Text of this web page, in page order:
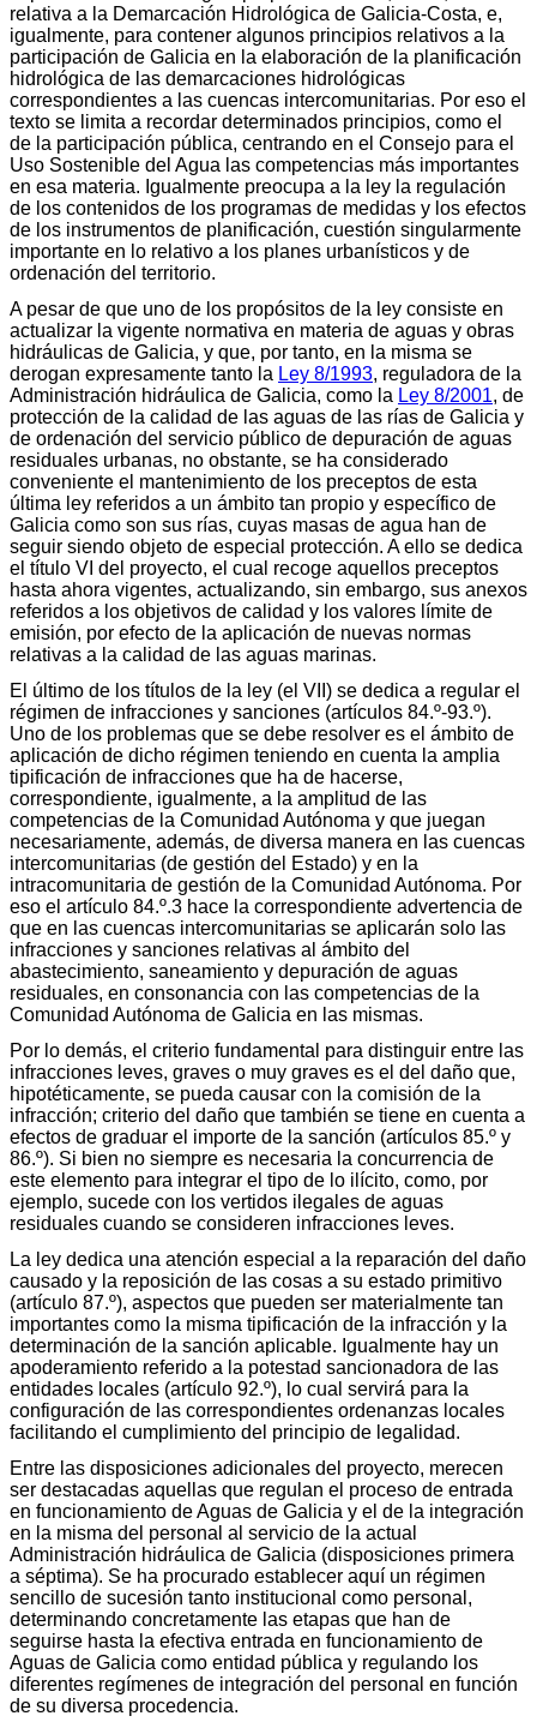
relativa a la Demarcación Hidrológica de Galicia-Costa, e,
igualmente, para contener algunos principios relativos a la
participación de Galicia en la elaboración de la planificación
hidrológica de las demarcaciones hidrológicas
correspondientes a las cuencas intercomunitarias. Por eso el
texto se limita a recordar determinados principios, como el
de la participación pública, centrando en el Consejo para el
Uso Sostenible del Agua las competencias más importantes
en esa materia. Igualmente preocupa a la ley la regulación
de los contenidos de los programas de medidas y los efectos
de los instrumentos de planificación, cuestión singularmente
importante en lo relativo a los planes urbanísticos y de
ordenación del territorio.
A pesar de que uno de los propósitos de la ley consiste en
actualizar la vigente normativa en materia de aguas y obras
hidráulicas de Galicia, y que, por tanto, en la misma se
derogan expresamente tanto la Ley 8/1993, reguladora de la
Administración hidráulica de Galicia, como la Ley 8/2001, de
protección de la calidad de las aguas de las rías de Galicia y
de ordenación del servicio público de depuración de aguas
residuales urbanas, no obstante, se ha considerado
conveniente el mantenimiento de los preceptos de esta
última ley referidos a un ámbito tan propio y específico de
Galicia como son sus rías, cuyas masas de agua han de
seguir siendo objeto de especial protección. A ello se dedica
el título VI del proyecto, el cual recoge aquellos preceptos
hasta ahora vigentes, actualizando, sin embargo, sus anexos
referidos a los objetivos de calidad y los valores límite de
emisión, por efecto de la aplicación de nuevas normas
relativas a la calidad de las aguas marinas.
El último de los títulos de la ley (el VII) se dedica a regular el
régimen de infracciones y sanciones (artículos 84.º-93.º).
Uno de los problemas que se debe resolver es el ámbito de
aplicación de dicho régimen teniendo en cuenta la amplia
tipificación de infracciones que ha de hacerse,
correspondiente, igualmente, a la amplitud de las
competencias de la Comunidad Autónoma y que juegan
necesariamente, además, de diversa manera en las cuencas
intercomunitarias (de gestión del Estado) y en la
intracomunitaria de gestión de la Comunidad Autónoma. Por
eso el artículo 84.º.3 hace la correspondiente advertencia de
que en las cuencas intercomunitarias se aplicarán solo las
infracciones y sanciones relativas al ámbito del
abastecimiento, saneamiento y depuración de aguas
residuales, en consonancia con las competencias de la
Comunidad Autónoma de Galicia en las mismas.
Por lo demás, el criterio fundamental para distinguir entre las
infracciones leves, graves o muy graves es el del daño que,
hipotéticamente, se pueda causar con la comisión de la
infracción; criterio del daño que también se tiene en cuenta a
efectos de graduar el importe de la sanción (artículos 85.º y
86.º). Si bien no siempre es necesaria la concurrencia de
este elemento para integrar el tipo de lo ilícito, como, por
ejemplo, sucede con los vertidos ilegales de aguas
residuales cuando se consideren infracciones leves.
La ley dedica una atención especial a la reparación del daño
causado y la reposición de las cosas a su estado primitivo
(artículo 87.º), aspectos que pueden ser materialmente tan
importantes como la misma tipificación de la infracción y la
determinación de la sanción aplicable. Igualmente hay un
apoderamiento referido a la potestad sancionadora de las
entidades locales (artículo 92.º), lo cual servirá para la
configuración de las correspondientes ordenanzas locales
facilitando el cumplimiento del principio de legalidad.
Entre las disposiciones adicionales del proyecto, merecen
ser destacadas aquellas que regulan el proceso de entrada
en funcionamiento de Aguas de Galicia y el de la integración
en la misma del personal al servicio de la actual
Administración hidráulica de Galicia (disposiciones primera
a séptima). Se ha procurado establecer aquí un régimen
sencillo de sucesión tanto institucional como personal,
determinando concretamente las etapas que han de
seguirse hasta la efectiva entrada en funcionamiento de
Aguas de Galicia como entidad pública y regulando los
diferentes regímenes de integración del personal en función
de su diversa procedencia.